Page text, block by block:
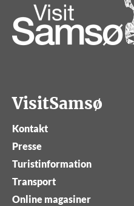
VisitSamsø
Kontakt
Presse
Turistinformation
Transport
Online magasiner